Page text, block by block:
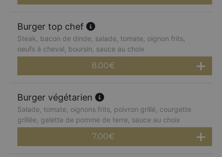
Burger top chef
Steak, bacon de dinde, salade, tomate, oignon frits,
oeufs à cheval, boursin, sauce au choix
8.00€
Burger végétarien
Salade, tomate, oignons frits, poivron grillé, courgette
grillée, galette de pomme de terre, sauce au choix
7.00€